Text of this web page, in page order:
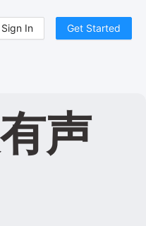
Sign In Get Started
声